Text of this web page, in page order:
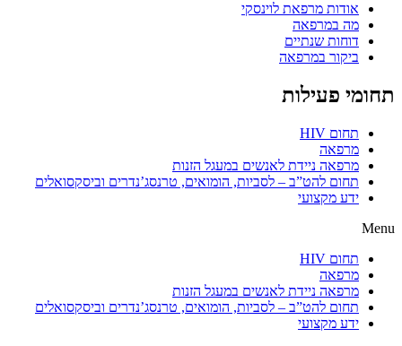
אודות מרפאת לוינסקי
מה במרפאה
דוחות שנתיים
ביקור במרפאה
תחומי פעילות
תחום HIV
מרפאה
מרפאה ניידת לאנשים במעגל הזנות
תחום להט”ב – לסביות, הומואים, טרנסג’נדרים וביסקסואלים
ידע מקצועי
Menu
תחום HIV
מרפאה
מרפאה ניידת לאנשים במעגל הזנות
תחום להט”ב – לסביות, הומואים, טרנסג’נדרים וביסקסואלים
ידע מקצועי